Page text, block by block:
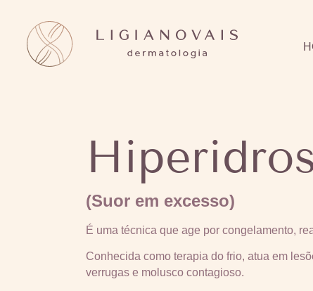
(Suor em excesso)
É uma técnica que age por congelamento,
Conhecida como terapia do frio, atua em
verrugas e molusco contagioso.